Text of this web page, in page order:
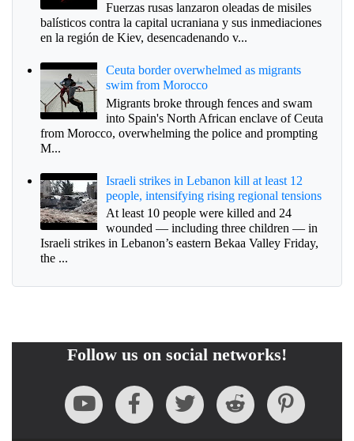
Fuerzas rusas lanzaron oleadas de misiles
balísticos contra la capital ucraniana y sus inmediaciones
en la región de Kiev, desencadenando v...
Ceuta border overwhelmed as migrants
swim from Morocco
Migrants broke through fences and swam
into Spain's North African enclave of Ceuta
from Morocco, overwhelming the police and prompting
M...
Israeli strikes in Lebanon kill at least 12
people, intensifying rising regional tensions
At least 10 people were killed and 24
wounded — including three children — in
Israeli strikes in Lebanon’s eastern Bekaa Valley Friday,
the ...
Follow us on social networks!